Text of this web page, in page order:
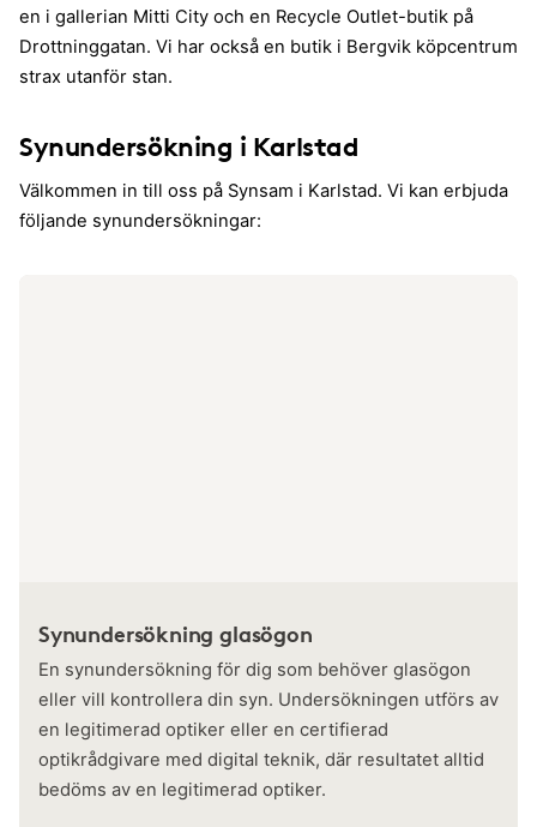
en i gallerian Mitti City och en Recycle Outlet-butik på
Drottninggatan. Vi har också en butik i Bergvik köpcentrum
strax utanför stan.
Synundersökning i Karlstad
Välkommen in till oss på Synsam i Karlstad. Vi kan erbjuda
följande synundersökningar:
Synundersökning glasögon
En synundersökning för dig som behöver glasögon
eller vill kontrollera din syn. Undersökningen utförs av
en legitimerad optiker eller en certifierad
optikrådgivare med digital teknik, där resultatet alltid
bedöms av en legitimerad optiker.